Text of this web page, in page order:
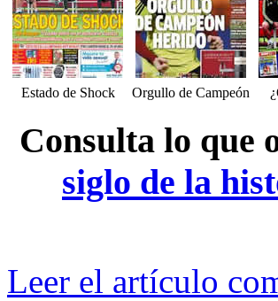
Estado de Shock Orgullo de Campeón
Consulta lo que
siglo de la
Leer el artículo